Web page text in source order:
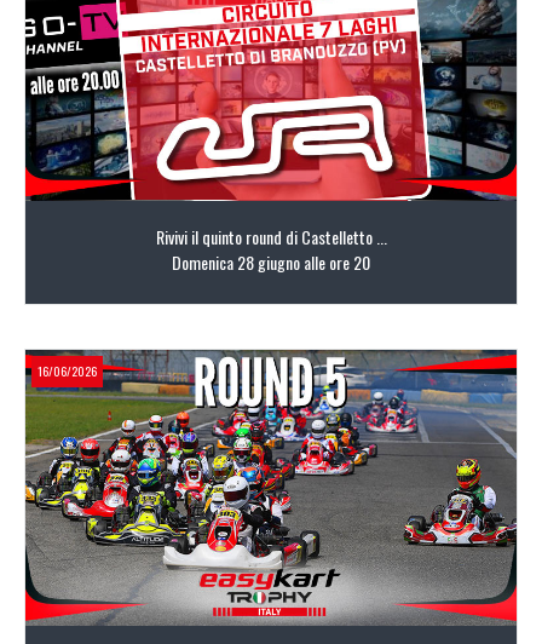
LEGGI TUTTO
Rivivi il quinto round di Castelletto ...
Domenica 28 giugno alle ore 20
LEGGI TUTTO
16/06/2026